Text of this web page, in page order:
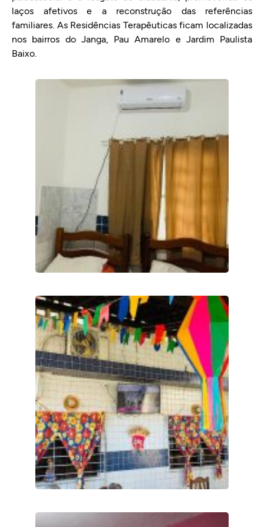
laços afetivos e a reconstrução das referências
familiares. As Residências Terapêuticas ficam localizadas
nos bairros do Janga, Pau Amarelo e Jardim Paulista
Baixo.